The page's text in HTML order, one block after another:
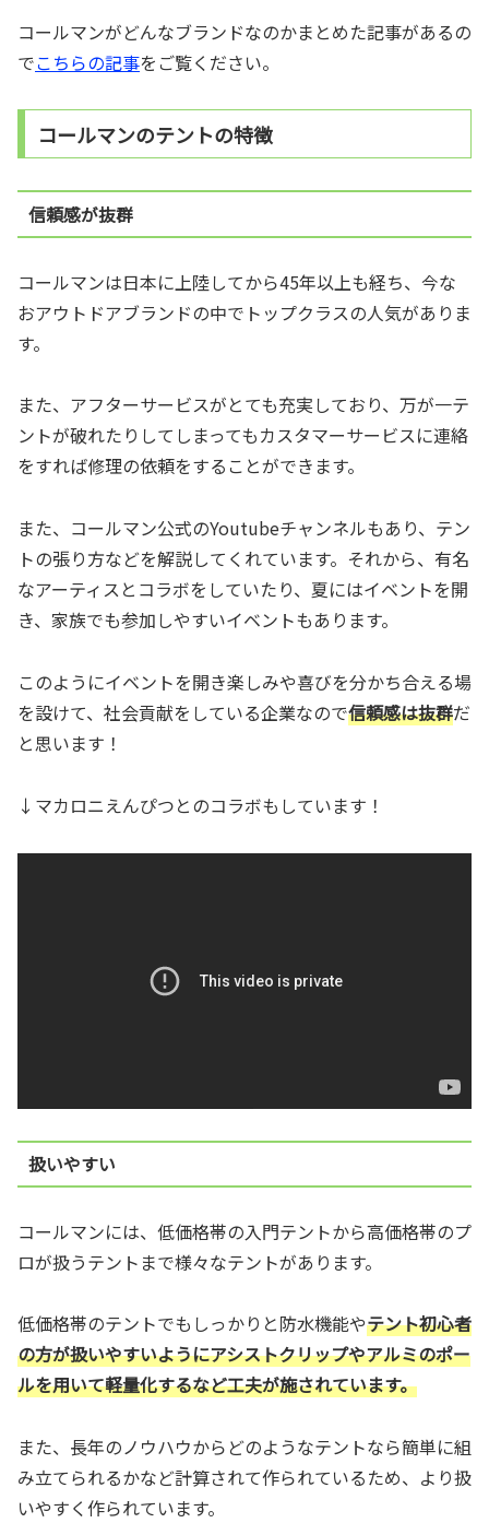
コールマンがどんなブランドなのかまとめた記事があるの
でこちらの記事をご覧ください。
コールマンのテントの特徴
信頼感が抜群
コールマンは日本に上陸してから45年以上も経ち、今な
おアウトドアブランドの中でトップクラスの人気がありま
す。
また、アフターサービスがとても充実しており、万が一テ
ントが破れたりしてしまってもカスタマーサービスに連絡
をすれば修理の依頼をすることができます。
また、コールマン公式のYoutubeチャンネルもあり、テン
トの張り方などを解説してくれています。それから、有名
なアーティスとコラボをしていたり、夏にはイベントを開
き、家族でも参加しやすいイベントもあります。
このようにイベントを開き楽しみや喜びを分かち合える場
を設けて、社会貢献をしている企業なので信頼感は抜群だ
と思います！
↓マカロニえんぴつとのコラボもしています！
扱いやすい
コールマンには、低価格帯の入門テントから高価格帯のプ
ロが扱うテントまで様々なテントがあります。
低価格帯のテントでもしっかりと防水機能やテント初心者
の方が扱いやすいようにアシストクリップやアルミのポー
ルを用いて軽量化するなど工夫が施されています。
また、長年のノウハウからどのようなテントなら簡単に組
み立てられるかなど計算されて作られているため、より扱
いやすく作られています。